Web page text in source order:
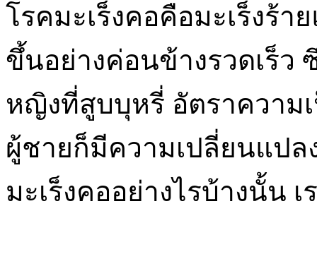
โรคมะเร็งคอคือมะเร็งร้
ขึ้นอย่างค่อนข้างรวดเร็ว
หญิงที่สูบบุหรี่ อัตราความ
ผู้ชายก็มีความเปลี่ยนแป
มะเร็งคออย่างไรบ้างนั้น